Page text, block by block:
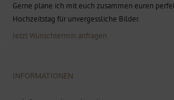
Gerne plane ich mit euch zusammen euren
Hochzeitstag für unvergessliche Bilder.
Jetzt Wunschtermin anfragen
INFORMATIONEN